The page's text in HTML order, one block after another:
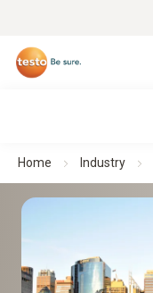
Home Industry